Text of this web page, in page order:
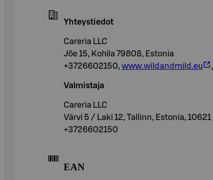
Yhteystiedot
Careria LLC
Jõe 15, Kohila 79808, Estonia
+3726602150, www.wildandmild.eu ,
Valmistaja
Careria LLC
Värvi 5 / Laki 12, Tallinn, Estonia, 10621
+3726602150
EAN